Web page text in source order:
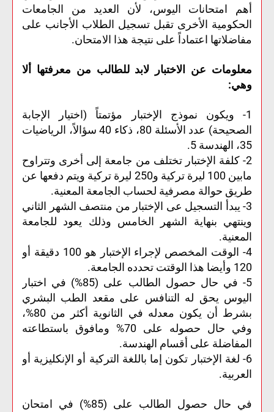
أهم امتحانات اليوس، لأن العديد من الجامعات
الحكومية الأخرى تقبل تسجيل الطلاب الأجانب على
مفاضلاتها اعتماداً على نتيجة هذا الامتحان.
معلومات عن الاختبار لابد للطالب من معرفتها ألا
وهي:
1- ويكون نموذج الإختبار مؤتمتاً (اختيار الإجابة
الصحيحة) عدد الأسئلة 80، ذكاء 40 سؤالاً، الرياضيات
35، الهندسة 5.
2- كلفة الإختبار تختلف من جامعة إلى أخرى وتتراوح
مابين 100 ليرة تركية و250 ليرة تركية ويتم دفعها عن
طريق حوالة مصرفية لحساب الجامعة المعنية.
3- يبدأ التسجيل عى الإختبار من منتصف الشهر الثاني
وينتهي بنهاية الشهر الخامس وذلك يعود للجامعة
المعنية.
4- الوقت المخصص لإجراء الإختبار هو 100 دقيقة أو
120 وأيضا هذا الوقتت تحدده الجامعة.
5- في حال حصول الطالب على (85%) في اختبار
اليوس يحق له التنافس على مقعد الطب البشري
بشرط أن يكون معدله في الثانوية أكثر من 80%،
وفي حال حصوله على 70% ومافوق باستطاعته
المفاضلة على أقسام الهندسة.
6- لغة الإختبار تكون إما باللغة التركية أو الإنكليزية أو
العربية.
في حال حصول الطالب على (85%) في امتحان